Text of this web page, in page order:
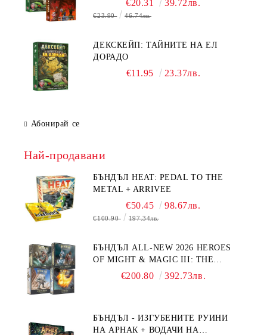
€20.31 39.72лв.
€23.90 46.74лв.
ДЕКСКЕЙП: ТАЙНИТЕ НА ЕЛ
ДОРАДО
€11.95 23.37лв.
Абонирай се
Най-продавани
БЪНДЪЛ HEAT: PEDAL TO THE
METAL + ARRIVEE
€50.45 98.67лв.
€100.90 197.34лв.
БЪНДЪЛ ALL-NEW 2026 HEROES
OF MIGHT & MAGIC III: THE
BOARD GAME EXPANSIONS -
€200.80 392.73лв.
БЪНДЪЛ - ИЗГУБЕНИТЕ РУИНИ
НА АРНАК + ВОДАЧИ НА